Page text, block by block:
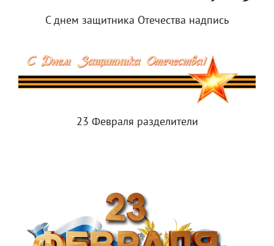
С днем защитника Отечества надпись
23 Февраля разделители